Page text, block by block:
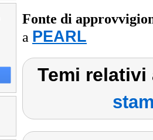
Fonte di
a PEARL
Temi relativi